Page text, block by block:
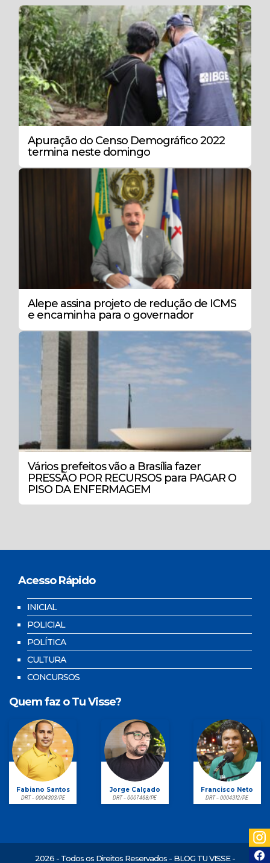
Apuração do Censo Demográfico 2022
termina neste domingo
Alepe assina projeto de redução de ICMS
e encaminha para o governador
Vários prefeitos vão a Brasília fazer
PRESSÃO POR RECURSOS para PAGAR O
PISO DA ENFERMAGEM
Acesso Rápido
INICIAL
POLICIAL
POLÍTICA
CULTURA
CONCURSOS
Quem faz o Tu Visse?
Fabiano Santos
DRT - 0004303/PE
Jorge Calçado
DRT - 0007468/PE
Francisco Neto
DRT - 0004312/PE
2026 - Todos os Direitos Reservados - BLOG TU VISSE -